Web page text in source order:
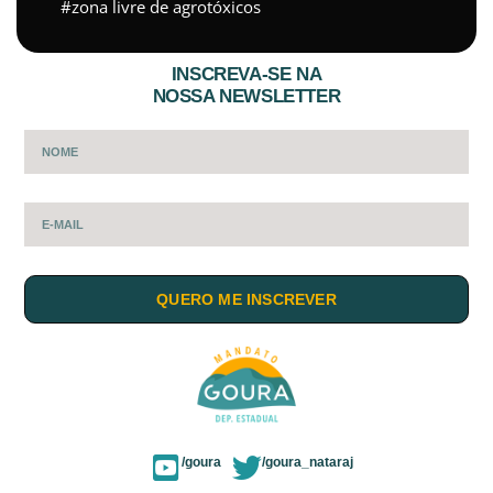
zona livre de agrotóxicos
INSCREVA-SE NA
NOSSA NEWSLETTER
QUERO ME INSCREVER
/goura /goura_nataraj